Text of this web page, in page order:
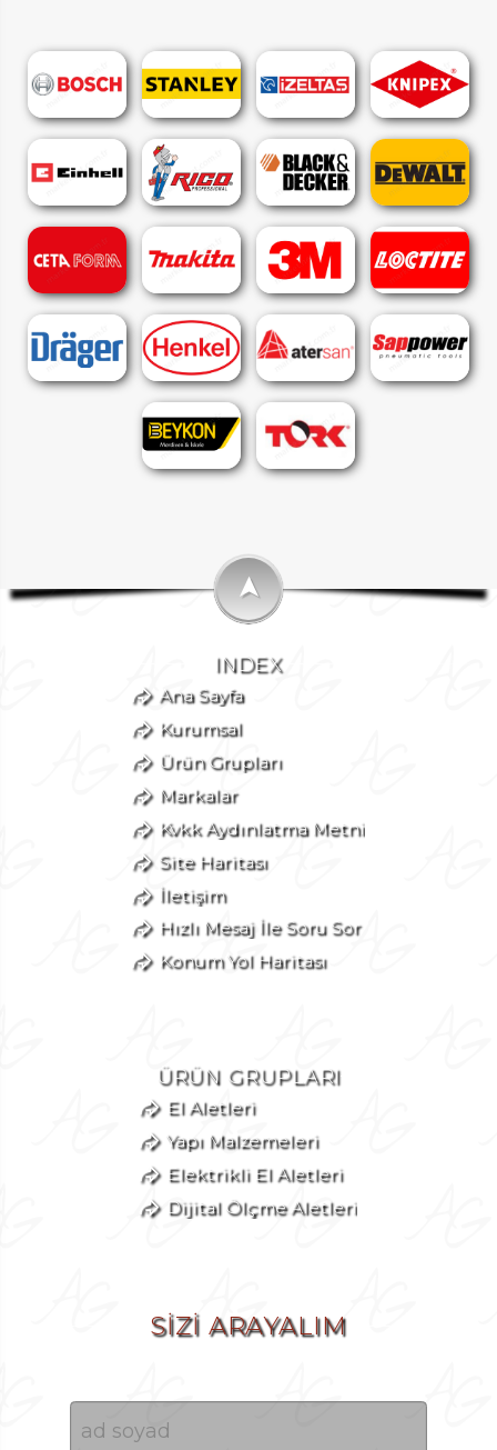
➤
INDEX
Ana Sayfa
Kurumsal
Ürün Grupları
Markalar
Kvkk Aydınlatma Metni
Site Haritası
İletişim
Hızlı Mesaj İle Soru Sor
Konum Yol Haritası
ÜRÜN GRUPLARI
El Aletleri
Yapı Malzemeleri
Elektrikli El Aletleri
Dijital Ölçme Aletleri
SİZİ ARAYALIM